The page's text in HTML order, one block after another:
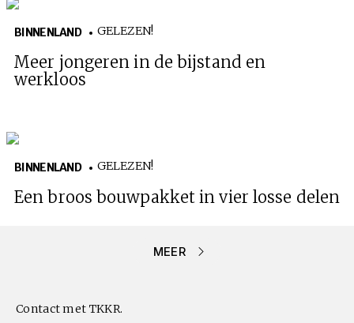
BINNENLAND GELEZEN!
Meer jongeren in de bijstand en
werkloos
BINNENLAND GELEZEN!
Een broos bouwpakket in vier losse delen
MEER
Contact met TKKR.